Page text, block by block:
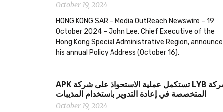
October 19, 2024
HONG KONG SAR – Media OutReach Newswire – 19
October 2024 – John Lee, Chief Executive of the
Hong Kong Special Administrative Region,
his annual Policy Address (October 16),
‫شركة LYB تستكمل عملية الاستحواذ على شركة APK
المتخصصة في إعادة التدوير باستخدام المذيبات
October 19, 2024